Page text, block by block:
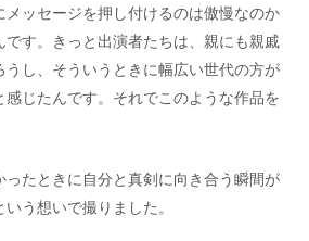
ッセージを押し付けるのは傲慢なのか
す。きっと出演者たちは、親にも親戚
し、そういうときに幅広い世代の方が
じたんです。それでこのような作品を
たときに自分と真剣に向き合う瞬間が
う想いで撮りました。